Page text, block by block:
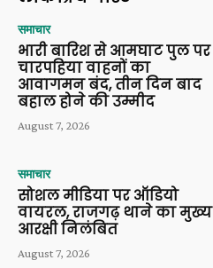
समाचार
भारी बारिश से आमघाट पुल पर
चारपहिया वाहनों का
आवागमन बंद, तीन दिन बाद
बहाल होने की उम्मीद
August 7, 2026
समाचार
सोशल मीडिया पर ऑडियो
वायरल, राजगढ़ थाने का मुख्य
आरक्षी निलंबित
August 7, 2026